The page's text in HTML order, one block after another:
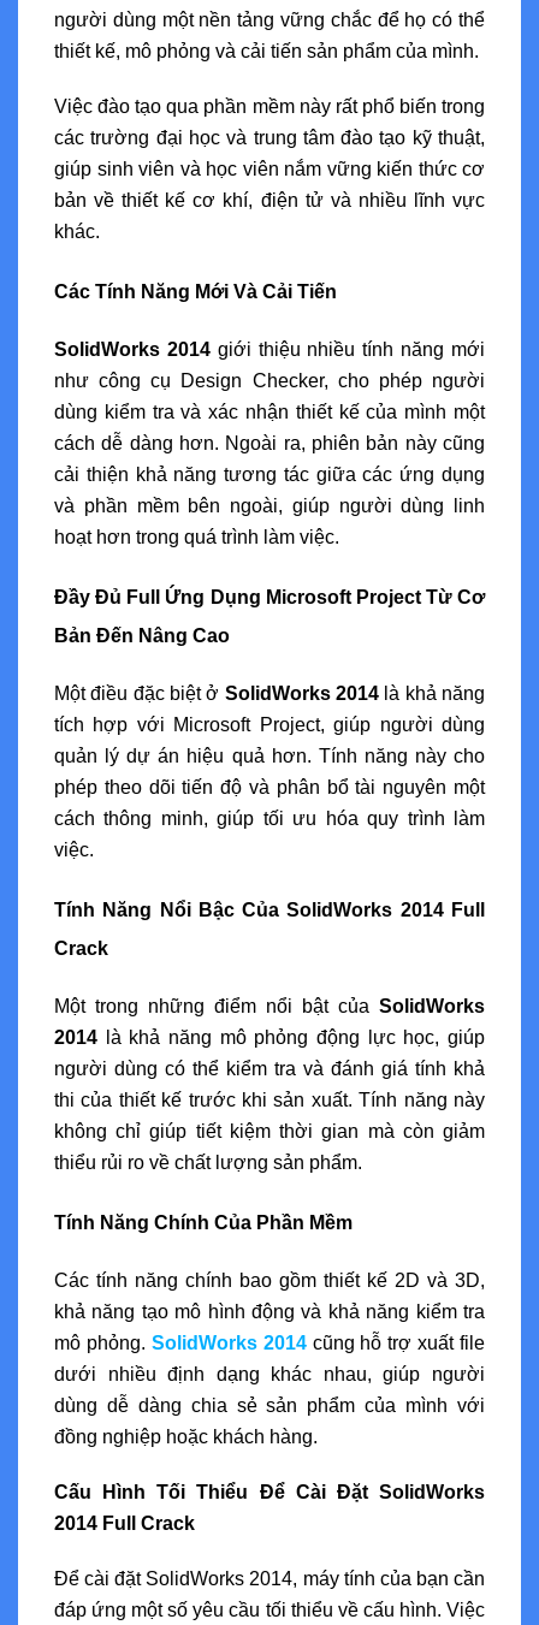
người dùng một nền tảng vững chắc để họ có thể
thiết kế, mô phỏng và cải tiến sản phẩm của mình.
Việc đào tạo qua phần mềm này rất phổ biến trong
các trường đại học và trung tâm đào tạo kỹ thuật,
giúp sinh viên và học viên nắm vững kiến thức cơ
bản về thiết kế cơ khí, điện tử và nhiều lĩnh vực
khác.
Các Tính Năng Mới Và Cải Tiến
SolidWorks 2014giới thiệu nhiều tính năng mới
như công cụ Design Checker, cho phép người
dùng kiểm tra và xác nhận thiết kế của mình một
cách dễ dàng hơn. Ngoài ra, phiên bản này cũng
cải thiện khả năng tương tác giữa các ứng dụng
và phần mềm bên ngoài, giúp người dùng linh
hoạt hơn trong quá trình làm việc.
Đầy Đủ Full Ứng Dụng Microsoft Project Từ Cơ
Bản Đến Nâng Cao
Một điều đặc biệt ở SolidWorks 2014 là khả năng
tích hợp với Microsoft Project, giúp người dùng
quản lý dự án hiệu quả hơn. Tính năng này cho
phép theo dõi tiến độ và phân bổ tài nguyên một
cách thông minh, giúp tối ưu hóa quy trình làm
việc.
Tính Năng Nổi Bậc Của SolidWorks 2014 Full
Crack
Một trong những điểm nổi bật của SolidWorks
2014 là khả năng mô phỏng động lực học, giúp
người dùng có thể kiểm tra và đánh giá tính khả
thi của thiết kế trước khi sản xuất. Tính năng này
không chỉ giúp tiết kiệm thời gian mà còn giảm
thiểu rủi ro về chất lượng sản phẩm.
Tính Năng Chính Của Phần Mềm
Các tính năng chính bao gồm thiết kế 2D và 3D,
khả năng tạo mô hình động và khả năng kiểm tra
mô phỏng. SolidWorks 2014cũng hỗ trợ xuất file
dưới nhiều định dạng khác nhau, giúp người
dùng dễ dàng chia sẻ sản phẩm của mình với
đồng nghiệp hoặc khách hàng.
Cấu Hình Tối Thiểu Để Cài Đặt SolidWorks
2014 Full Crack
Để cài đặt SolidWorks 2014, máy tính của bạn cần
đáp ứng một số yêu cầu tối thiểu về cấu hình. Việc